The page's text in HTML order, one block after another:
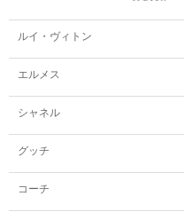
ルイ・ヴィトン
エルメス
シャネル
グッチ
コーチ